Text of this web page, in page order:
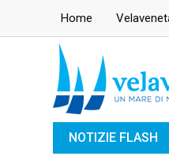
Home
NOTIZIE FLASH